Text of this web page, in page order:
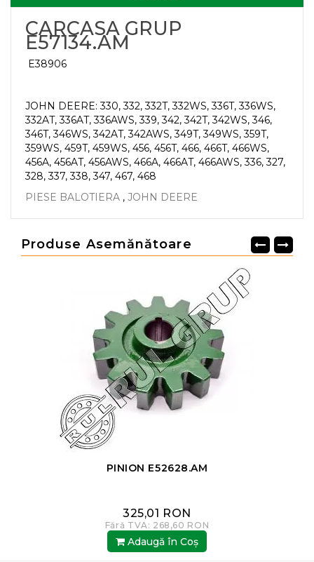
CARCASA GRUP
E57134.AM
E38906
JOHN DEERE: 330, 332, 332T, 332WS, 336T, 336WS,
332AT, 336AT, 336AWS, 339, 342, 342T, 342WS, 346,
346T, 346WS, 342AT, 342AWS, 349T, 349WS, 359T,
359WS, 459T, 459WS, 456, 456T, 466, 466T, 466WS,
456A, 456AT, 456AWS, 466A, 466AT, 466AWS, 336, 327,
328, 337, 338, 347, 467, 468
PIESE BALOTIERA , JOHN DEERE
Produse Asemănătoare
PINION E52628.AM
325,01 RON
Fără TVA: 268,60 RON
Adaugă în Coş